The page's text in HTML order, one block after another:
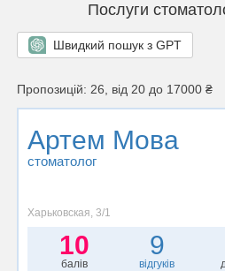
Послуги
Швидкий пошук з GPT
Пропозицій: 26, від 20 до 17000 ₴
Артем Мова
стоматолог
Харьковская, 3/1
10
балів
9
відгуків